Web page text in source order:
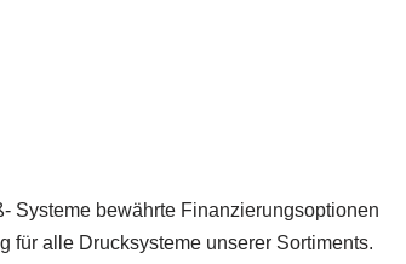
Systeme bewährte Finanzierungsoptionen
für alle Drucksysteme unserer Sortiments.